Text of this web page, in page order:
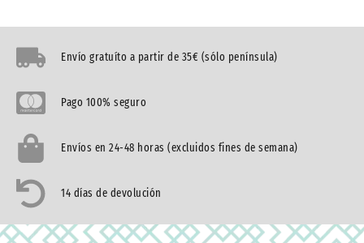
Envío gratuíto a partir de 35€ (sólo península)
Pago 100% seguro
Envíos en 24-48 horas (excluidos fines de semana)
14 días de devolución